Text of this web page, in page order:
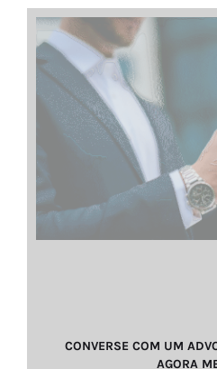
CONVERSE COM UM
AGORA